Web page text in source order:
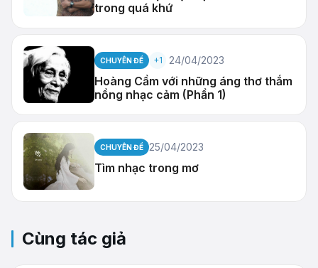
trong quá khứ
CHUYÊN ĐỀ +1 24/04/2023
Hoàng Cầm với những áng thơ thắm
nồng nhạc cảm (Phần 1)
CHUYÊN ĐỀ 25/04/2023
Tìm nhạc trong mơ
Cùng tác giả